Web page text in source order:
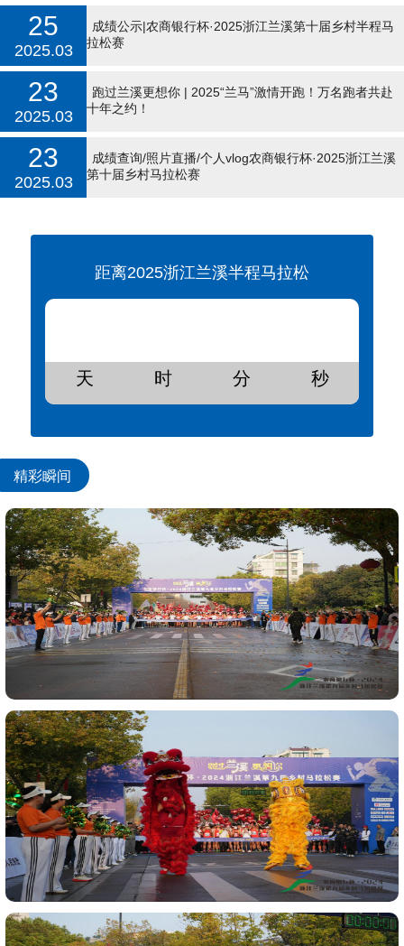
25
2025.03
成绩公示|农商银行杯·2025浙江兰溪第十届乡村半程马
拉松赛
23
2025.03
跑过兰溪更想你 | 2025“兰马”激情开跑！万名跑者共赴
十年之约！
23
2025.03
成绩查询/照片直播/个人vlog农商银行杯·2025浙江兰溪
第十届乡村马拉松赛
距离2025浙江兰溪半程马拉松
天 时 分 秒
精彩瞬间